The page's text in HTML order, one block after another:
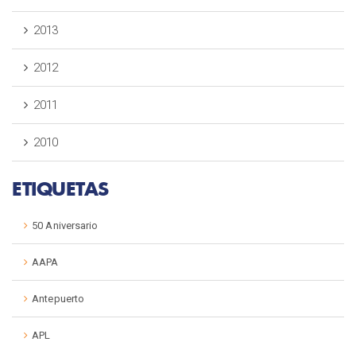
2013
2012
2011
2010
ETIQUETAS
50 Aniversario
AAPA
Antepuerto
APL